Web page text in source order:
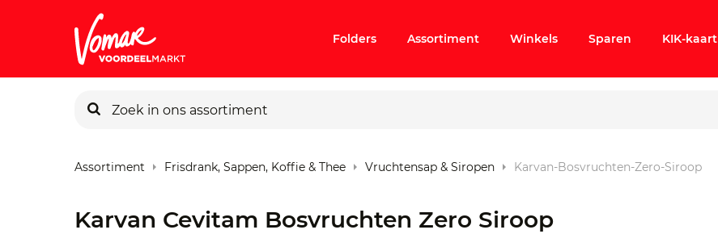
Pincode vergeten
Folders Assortiment Winkels Sparen KIK-kaart
Assortiment Frisdrank, Sappen, Koffie & Thee Vruchtensap & Siropen Karvan-Bosvruchten-Zero-Siroop
Karvan Cevitam Bosvruchten Zero Siroop